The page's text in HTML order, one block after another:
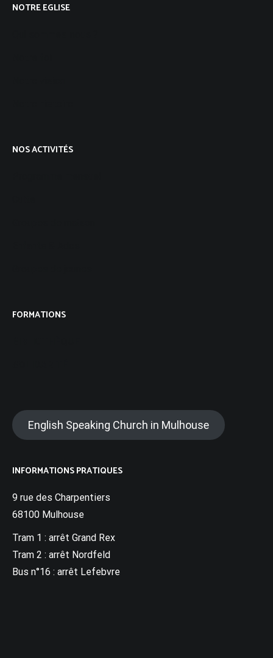
NOTRE EGLISE
NOS ACTIVITÉS
FORMATIONS
English Speaking Church in Mulhouse
INFORMATIONS PRATIQUES
9 rue des Charpentiers
68100 Mulhouse
Tram 1 : arrêt Grand Rex
Tram 2 : arrêt Nordfeld
Bus n°16 : arrêt Lefebvre